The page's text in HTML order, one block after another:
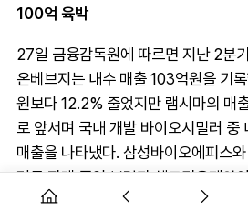
100억 육박
27일 금융감독원에 따르면 지난 2분
온베브지는 내수 매출 103억원을 기
원보다 12.2% 줄었지만 램시마의 매
로 앞서며 국내 개발 바이오시밀러 중
매출을 나타냈다. 삼성바이오에피스
러를 판매 중인 보령과 셀트리온제약
로 집계했다.